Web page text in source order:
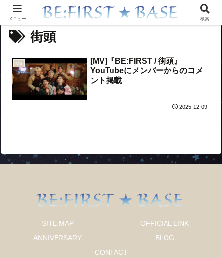
街頭
MV
[MV]『BE:FIRST / 街頭』
YouTubeにメンバーからのコメ
ント掲載
2025-12-09
SITE MAP
OFFICIAL LINK
ANNIVERSARY
BLOG
CONTACT
メニュー 検索